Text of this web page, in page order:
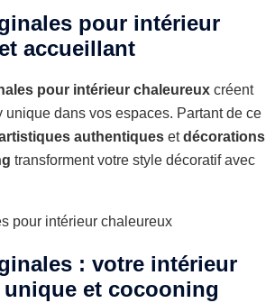
pour intérieur
accueillant
pour intérieur chaleureux créent
unique dans vos espaces. Partant de ce
authentiques etdécorations
transforment votre style décoratif avec
: votre intérieur
et cocooning